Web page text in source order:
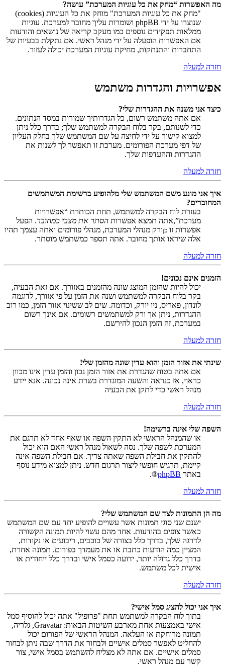
מה האפשרות “מחק את כל עוגיות המערכת” עושה?
"מחק את כל עוגיות המערכת" מוחק את כל העוגיות (cookies)
שנוצרו על ידי phpBB ושומרות עליך מחובר למערכת. עוגיות
ממלאות תפקידים נוספים כמו מעקב קריאה של נושאים והודעות
אם האפשרות הופעלה על ידי מנהל ראשי. אם נתקלת בבעיות של
התחברות והתנתקות, מחיקת עוגיות המערכת יכולה לעזור.
חזרה למעלה
אפשרויות והגדרות משתמש
כיצד אני משנה את ההגדרות שלי?
אם אתה משתמש רשום, כל הגדרותיך שמורות במסד הנתונים.
כדי לשנותם, בקר בלוח הבקרה למשתמש שלך; בדרך כלל ניתן
למצוא קישור על ידי לחיצה על שם המשתמש שלך בחלק העליון
של דפי מערכת הפורומים. מערכת זו תאפשר לך לשנות את
ההגדרות וההעדפות שלך.
חזרה למעלה
איך אני מונע משם המשתמש שלי מלהופיע ברשימת המשתמשים
המחוברים?
בעזרת לוח הבקרה למשתמש, תחת הכותרת “אפשרויות
מערכת”,אתה תמצא אפשרות הסתר את מצבי כמחובר. הפעל
אפשרות זו כןורק מנהלי המערכת, מנהלי פורומים ואתה עצמך תהיו
אלה שיראו אותך מחובר. אתה תספר כמשתמש מוסתר.
חזרה למעלה
הזמנים אינם נכונים!
יכול להיות שהזמן המוצג שונה מהזמנים באזורך. אם זאת הבעיה,
בקר בלוח הבקרה למשתמש ושנה את הזמן על פי אזורך, לדוגמה
לונדון, פאריס, ניו יורק, וכדומה. שים לב ששינוי אזור הזמן, כמו רוב
ההגדרות, ניתן אך ורק למשתמשים רשומים. אם אינך רשום
במערכת, זה הזמן הנכון להירשם.
חזרה למעלה
שינתי את אזור הזמן והוא עדין שונה מהזמן שלי!
אם אתה בטוח שהגדרת את אזור הזמן נכון והזמן עדין אינו מכוון
כראוי, אז כנראה והשעה המוגדרת בשרת אינה נכונה. אנא יידע
מנהל ראשי כדי לתקן את הבעיה
חזרה למעלה
השפה שלי אינה ברשימה!
או שהמנהל הראשי לא התקין השפה או שאף אחד לא תרגם את
המערכת לשפה שלך. נסה לשאול מנהל ראשי האם הוא יכול
להתקין את חבילת השפה שאתה צריך. אם חבילת השפה אינה
קיימת, תרגיש חופשי ליצור תרגום חדש. ניתן למצוא מידע נוסף
באתר phpBB
®.
חזרה למעלה
מה הן התמונות לצד שם המשתמש שלי?
ישנם שני סוגי תמונות אשר עשויים להופיע יחד עם שם המשתמש
כאשר צופים בהודעות. אחד מהם עשוי להיות תמונה הקשורה
לדרגה שלך, בדרך כלל בצורה של כוכבים, ריבועים או נקודות,
המציין כמה הודעות כתבת או את מעמדך בפורום. תמונה אחרת,
בדרך כלל גדולה יותר, ידועה כסמל אישי ובדרך כלל ייחודית או
אישית לכל משתמש.
חזרה למעלה
איך אני יכול להציג סמל אישי?
בתוך לוח הבקרה למשתמש תחת "פרופיל" אתה יכול להוסיף סמל
אישי באמצעות אחת מארבע השיטות הבאות: Gravatar, גלריה,
תמונה מרוחקת או העלאה. המנהל הראשי של הפורום יכול
להחליט לאפשר סמלים אישיים ולבחור את הדרך שבה ניתן לבחור
סמלים אישיים. אם אתה לא מצליח להשתמש בסמל אישי, צור
קשר עם מנהל ראשי.